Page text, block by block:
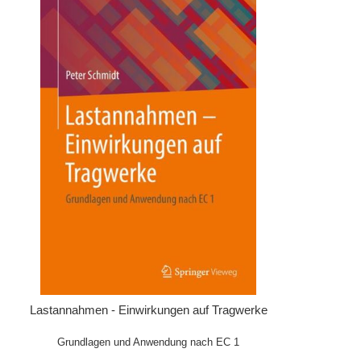
Lastannahmen - Einwirkungen auf Tragwerke
Grundlagen und Anwendung nach EC 1
IN DEN WARENKORB